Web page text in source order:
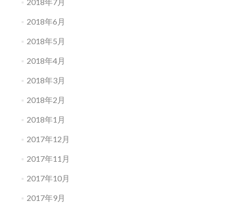
2018年6月
2018年5月
2018年4月
2018年3月
2018年2月
2018年1月
2017年12月
2017年11月
2017年10月
2017年9月